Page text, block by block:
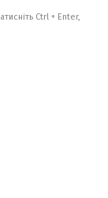
Ctrl + Enter,